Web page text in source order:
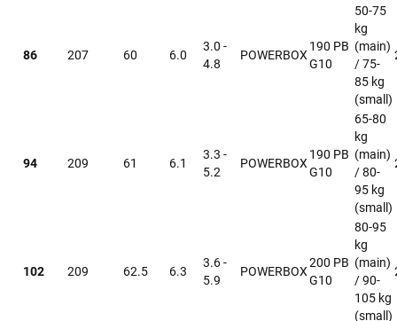
86 207 60 6.0
3.0 -
4.8
POWERBOX
190 PB
G10
50-75
kg
(main)
/ 75-
85 kg
(small)
94 209 61 6.1
3.3 -
5.2
POWERBOX
190 PB
G10
65-80
kg
(main)
/ 80-
95 kg
(small)
102 209 62.5 6.3
3.6 -
5.9
POWERBOX
200 PB
G10
80-95
kg
(main)
/ 90-
105 kg
(small)